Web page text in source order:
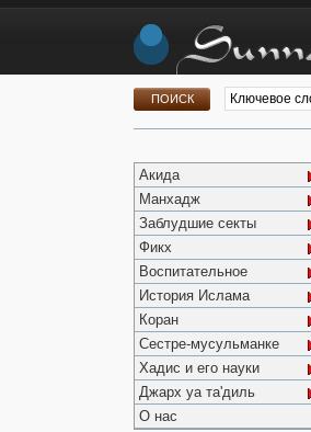
Акида
Манхадж
Заблудшие секты
Фикх
Воспитательное
История Ислама
Коран
Сестре-мусульманке
Хадис и его науки
Джарх уа та'диль
О нас